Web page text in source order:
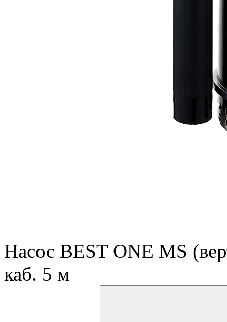
Насос BEST ONE MS
каб. 5 м